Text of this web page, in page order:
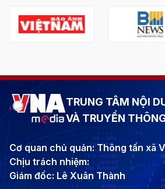
TRUNG TÂM NỘI
VÀ TRUYỀN
Cơ quan chủ quản: Thông tấn xã
Chịu trách nhiệm:
Giám đốc: Lê Xuân Thành